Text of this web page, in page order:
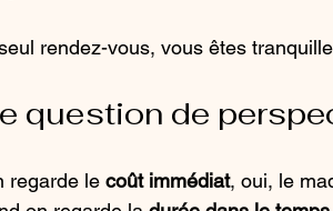
rendez-vous, vous êtes tranquille
question de
regarde le coût immédiat, oui, le